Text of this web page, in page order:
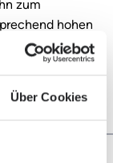
Über Cookies
zum
hohen
Vermietern zu